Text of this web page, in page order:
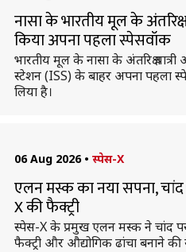
नासा के भारतीय मूल के
किया अपना पहला स्पेसवॉक
भारतीय मूल के नासा के अंतरिक्ष
स्टेशन (ISS) के बाहर अपना पहला
लिया है।
06 Aug 2026 • स्पेस-X
एलन मस्क का नया सपना,
X की फैक्ट्री
स्पेस-X के प्रमुख एलन मस्क ने चांद
फैक्ट्री और औद्योगिक ढांचा बनाने की